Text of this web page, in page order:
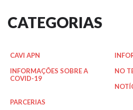
CATEGORIAS
CAVI APN
INFORMAÇÕES SOBRE A
COVID-19
NO
PARCERIAS